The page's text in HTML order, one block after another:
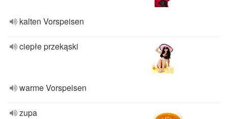
kalten Vorspeisen
ciepłe przekąski
warme Vorspeisen
zupa